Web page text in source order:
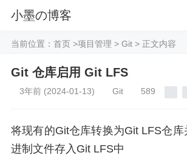
小墨の博客
当前位置： 首页 >项目管理 > Git > 正文内容
Git 仓库启用 Git LFS
3年前 (2024-01-13) Git 589
将现有的Git仓库转换为Git LFS仓
进制文件存入Git LFS中